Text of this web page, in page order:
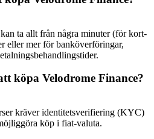
ta allt från några minuter (för kort-
eller mer för banköverföringar,
köpa Velodrome Finance?
kräver identitetsverifiering (KYC)
köp i fiat-valuta.